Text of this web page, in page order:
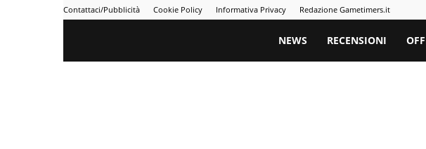
Contattaci/Pubblicità Cookie Policy Informativa Privacy Redazione Gametimers.it
Gametimers
NEWS RECENSIONI